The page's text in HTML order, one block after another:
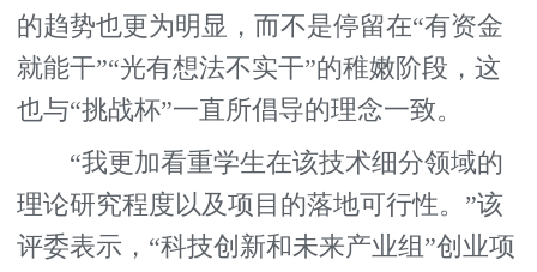
的趋势也更为明显，而不是停留在“有资金
就能干”“光有想法不实干”的稚嫩阶段，这
也与“挑战杯”一直所倡导的理念一致。
“我更加看重学生在该技术细分领域的
理论研究程度以及项目的落地可行性。”该
评委表示，“科技创新和未来产业组”创业项